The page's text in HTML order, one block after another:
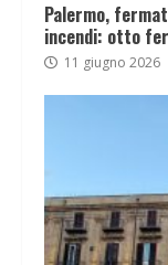
Palermo,
incendi: otto
11 giugno 2026